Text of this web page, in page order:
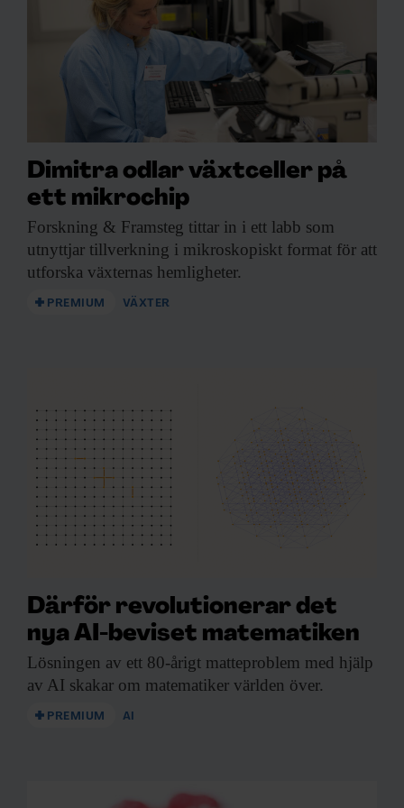
Dimitra odlar växtceller på
ett mikrochip
Forskning & Framsteg tittar in i ett labb som
utnyttjar tillverkning i mikroskopiskt format för att
utforska växternas hemligheter.
PREMIUM VÄXTER
Därför revolutionerar det
nya AI-beviset matematiken
Lösningen av ett 80-årigt matteproblem med hjälp
av AI skakar om matematiker världen över.
PREMIUM AI